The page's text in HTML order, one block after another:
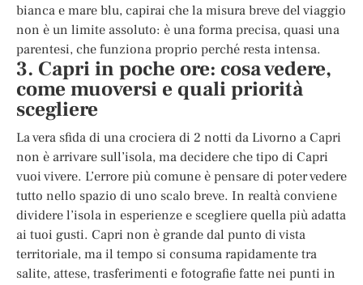
bianca e mare blu, capirai che la misura breve del viaggio
non è un limite assoluto: è una forma precisa, quasi una
parentesi, che funziona proprio perché resta intensa.
3. Capri in poche ore: cosa vedere,
come muoversi e quali priorità
scegliere
La vera sfida di una crociera di 2 notti da Livorno a Capri
non è arrivare sull’isola, ma decidere che tipo di Capri
vuoi vivere. L’errore più comune è pensare di poter vedere
tutto nello spazio di uno scalo breve. In realtà conviene
dividere l’isola in esperienze e scegliere quella più adatta
ai tuoi gusti. Capri non è grande dal punto di vista
territoriale, ma il tempo si consuma rapidamente tra
salite, attese, trasferimenti e fotografie fatte nei punti in